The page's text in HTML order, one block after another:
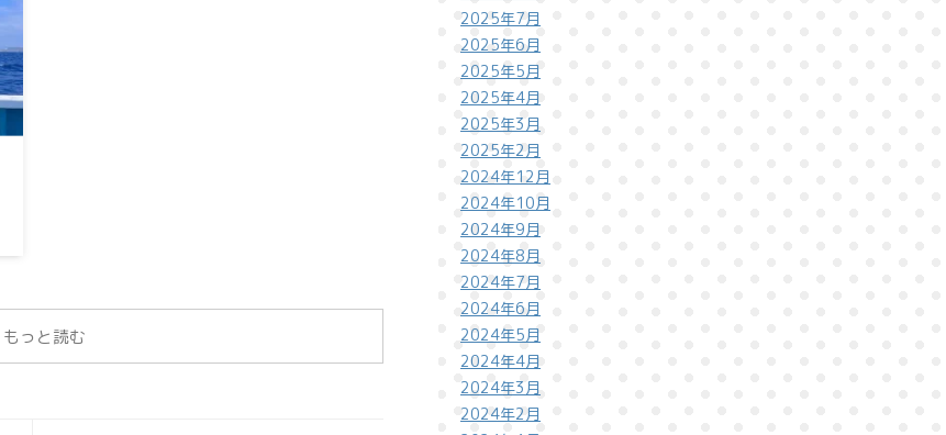
もっと読む
2025年7月
2025年6月
2025年5月
2025年4月
2025年3月
2025年2月
2024年12月
2024年10月
2024年9月
2024年8月
2024年7月
2024年6月
2024年5月
2024年4月
2024年3月
2024年2月